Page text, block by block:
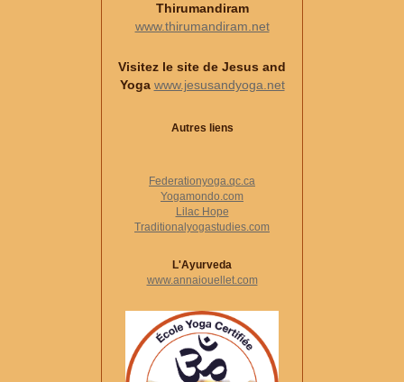
Thirumandiram
www.thirumandiram.net
Visitez le site de Jesus and
Yoga www.jesusandyoga.net
Autres liens
Federationyoga.qc.ca
Yogamondo.com
Lilac Hope
Traditionalyogastudies.com
L'Ayurveda
www.annaiouellet.com